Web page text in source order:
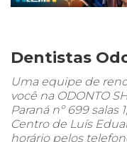
Dentistas
Uma equipe de
você na ODONTO
Paraná nº 699 salas
Centro de Luís
horário pelos